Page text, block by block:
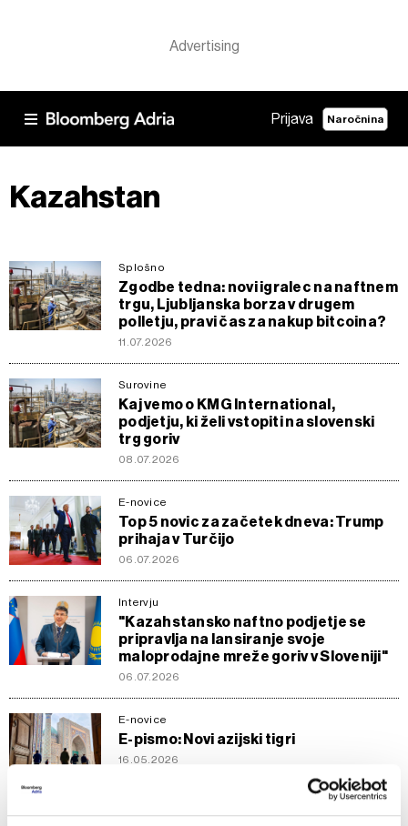
Prijava Naročnina
Kazahstan
Splošno
Zgodbe tedna: novi igralec na naftnem
trgu, Ljubljanska borza v drugem
polletju, pravi čas za nakup bitcoina?
11.07.2026
Surovine
Kaj vemo o KMG International,
podjetju, ki želi vstopiti na slovenski
trg goriv
08.07.2026
E-novice
Top 5 novic za začetek dneva: Trump
prihaja v Turčijo
06.07.2026
Intervju
"Kazahstansko naftno podjetje se
pripravlja na lansiranje svoje
maloprodajne mreže goriv v Sloveniji"
06.07.2026
E-novice
E-pismo: Novi azijski tigri
16.05.2026
Drugo